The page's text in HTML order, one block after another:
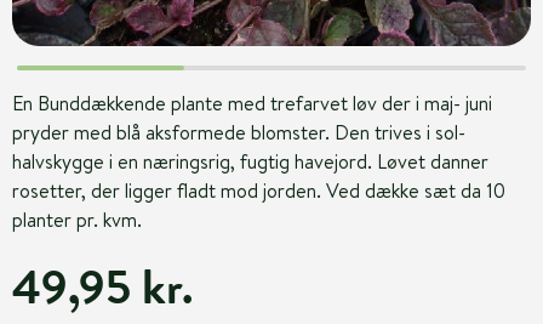
En Bunddækkende plante med trefarvet løv der i maj- juni
pryder med blå aksformede blomster. Den trives i sol-
halvskygge i en næringsrig, fugtig havejord. Løvet danner
rosetter, der ligger fladt mod jorden. Ved dække sæt da 10
planter pr. kvm.
49,95 kr.